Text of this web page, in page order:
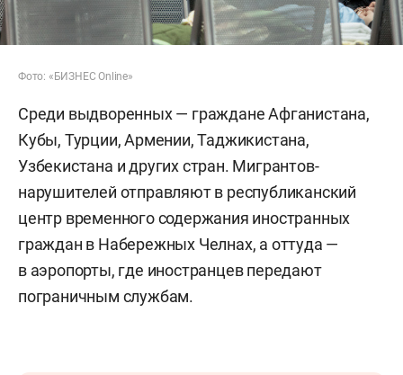
Фото: «БИЗНЕС Online»
Среди выдворенных — граждане Афганистана,
Кубы, Турции, Армении, Таджикистана,
Узбекистана и других стран. Мигрантов-
нарушителей отправляют в республиканский
центр временного содержания иностранных
граждан в Набережных Челнах, а оттуда —
в аэропорты, где иностранцев передают
пограничным службам.